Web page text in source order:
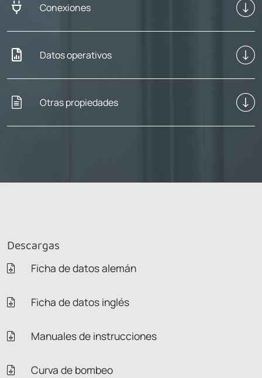
Conexiones
Datos operativos
Otras propiedades
Descargas
Ficha de datos alemán
Ficha de datos inglés
Manuales de instrucciones
Curva de bombeo